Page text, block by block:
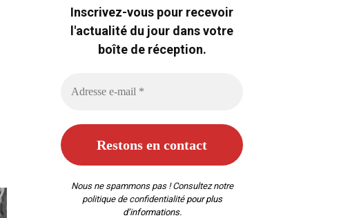
Inscrivez-vous pour recevoir
l'actualité du jour dans votre
boîte de réception.
Nous ne spammons pas ! Consultez notre
politique de confidentialitépour plus
d’informations.